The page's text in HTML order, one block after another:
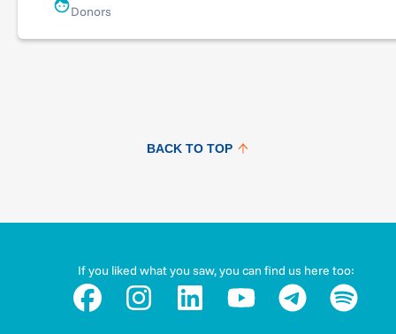
Donors
BACK TO TOP
If you liked what you saw, you can find us here too: